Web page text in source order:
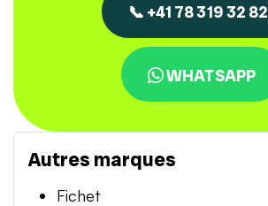
📞 +41 78 319 32 82
WHATSAPP
Autres marques
Fichet